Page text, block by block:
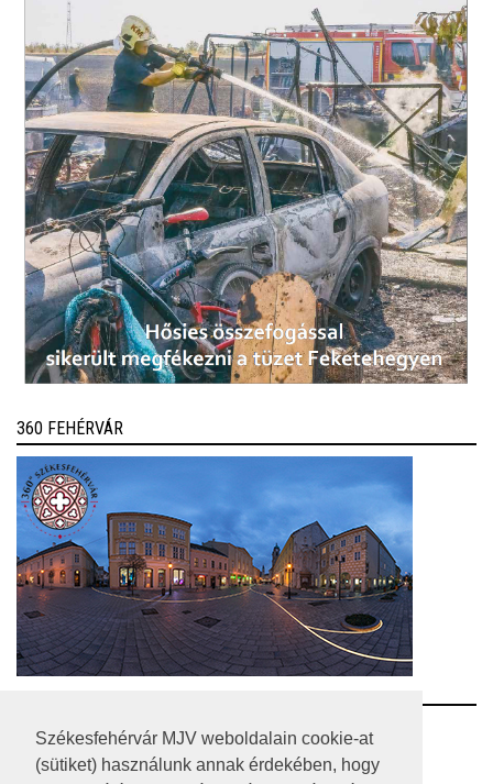
Székesfehérvár MJV weboldalain cookie-at
(sütiket) használunk annak érdekében, hogy
360 FEHÉRVÁR
RSS